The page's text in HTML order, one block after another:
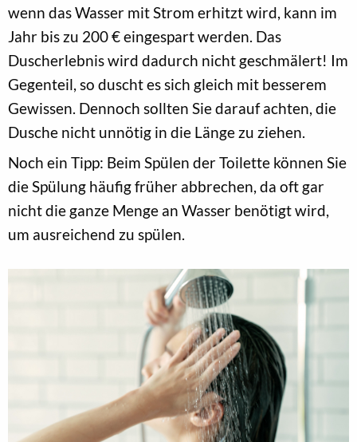
wenn das Wasser mit Strom erhitzt wird, kann im
Jahr bis zu 200 € eingespart werden. Das
Duscherlebnis wird dadurch nicht geschmälert! Im
Gegenteil, so duscht es sich gleich mit besserem
Gewissen. Dennoch sollten Sie darauf achten, die
Dusche nicht unnötig in die Länge zu ziehen.
Noch ein Tipp: Beim Spülen der Toilette können Sie
die Spülung häufig früher abbrechen, da oft gar
nicht die ganze Menge an Wasser benötigt wird,
um ausreichend zu spülen.